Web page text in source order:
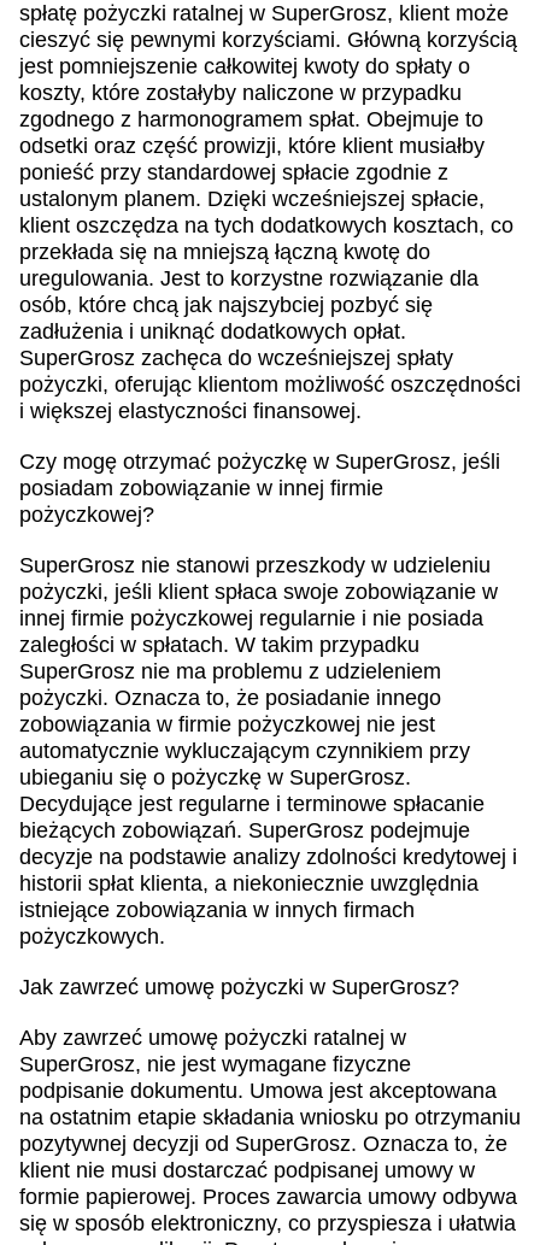
spłatę pożyczki ratalnej w SuperGrosz, klient może
cieszyć się pewnymi korzyściami. Główną korzyścią
jest pomniejszenie całkowitej kwoty do spłaty o
koszty, które zostałyby naliczone w przypadku
zgodnego z harmonogramem spłat. Obejmuje to
odsetki oraz część prowizji, które klient musiałby
ponieść przy standardowej spłacie zgodnie z
ustalonym planem. Dzięki wcześniejszej spłacie,
klient oszczędza na tych dodatkowych kosztach, co
przekłada się na mniejszą łączną kwotę do
uregulowania. Jest to korzystne rozwiązanie dla
osób, które chcą jak najszybciej pozbyć się
zadłużenia i uniknąć dodatkowych opłat.
SuperGrosz zachęca do wcześniejszej spłaty
pożyczki, oferując klientom możliwość oszczędności
i większej elastyczności finansowej.
Czy mogę otrzymać pożyczkę w SuperGrosz, jeśli
posiadam zobowiązanie w innej firmie
pożyczkowej?
SuperGrosz nie stanowi przeszkody w udzieleniu
pożyczki, jeśli klient spłaca swoje zobowiązanie w
innej firmie pożyczkowej regularnie i nie posiada
zaległości w spłatach. W takim przypadku
SuperGrosz nie ma problemu z udzieleniem
pożyczki. Oznacza to, że posiadanie innego
zobowiązania w firmie pożyczkowej nie jest
automatycznie wykluczającym czynnikiem przy
ubieganiu się o pożyczkę w SuperGrosz.
Decydujące jest regularne i terminowe spłacanie
bieżących zobowiązań. SuperGrosz podejmuje
decyzje na podstawie analizy zdolności kredytowej i
historii spłat klienta, a niekoniecznie uwzględnia
istniejące zobowiązania w innych firmach
pożyczkowych.
Jak zawrzeć umowę pożyczki w SuperGrosz?
Aby zawrzeć umowę pożyczki ratalnej w
SuperGrosz, nie jest wymagane fizyczne
podpisanie dokumentu. Umowa jest akceptowana
na ostatnim etapie składania wniosku po otrzymaniu
pozytywnej decyzji od SuperGrosz. Oznacza to, że
klient nie musi dostarczać podpisanej umowy w
formie papierowej. Proces zawarcia umowy odbywa
się w sposób elektroniczny, co przyspiesza i ułatwia